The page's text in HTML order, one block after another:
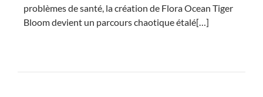
problèmes de santé, la création de Flora Ocean Tiger
Bloom devient un parcours chaotique étalé[…]